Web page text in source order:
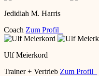
Jedidiah M. Harris
Coach Zum Profil
Ulf Meierkord
Trainer + Vertrieb Zum Profil